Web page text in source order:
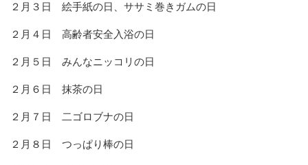
２月３日 絵手紙の日、ササミ巻きガムの日
２月４日 高齢者安全入浴の日
２月５日 みんなニッコリの日
２月６日 抹茶の日
２月７日 二ゴロブナの日
２月８日 つっぱり棒の日